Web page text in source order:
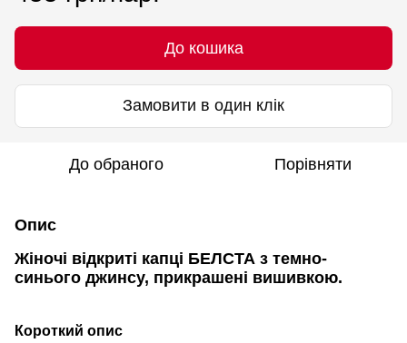
До кошика
Замовити в один клік
До обраного Порівняти
Опис
Жіночі відкриті капці БЕЛСТА з темно-
синього джинсу, прикрашені вишивкою.
Короткий опис